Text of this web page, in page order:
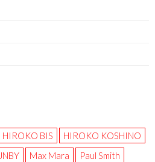
HIROKO BIS
HIROKO KOSHINO
JNBY Max Mara
Paul Smith